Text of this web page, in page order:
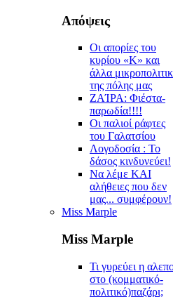
Απόψεις
Οι απορίες του
κυρίου «Κ» και
άλλα
της πόλης μας
ZAΊΡΑ: Φιέστα-
παρωδία!!!!
Οι παλιοί ράφτες
του Γαλατσίου
Λογοδοσία : Το
δάσος κινδυνεύει!
Να λέμε ΚΑΙ
αλήθειες που δεν
μας... συμφέρουν!
Miss Marple
Miss Marple
Τι γυρεύει η
στο (κομματικό-
πολιτικό)παζάρι;